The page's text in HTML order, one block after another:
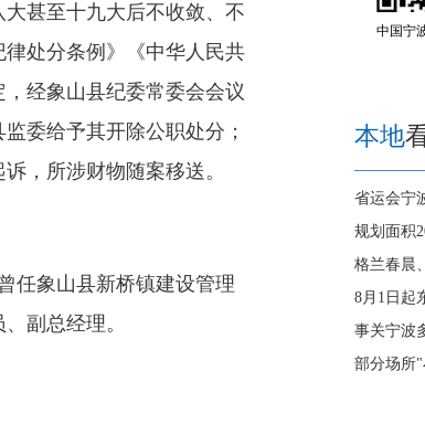
甚至十九大后不收敛、不
处分条例》《中华人民共
经象山县纪委常委会会议
委给予其开除公职处分；
，所涉财物随案移送。
任象山县新桥镇建设管理
副总经理。
中国宁
本地
省运会宁
规划面积
格兰春晨
8月1日起
事关宁波
部分场所